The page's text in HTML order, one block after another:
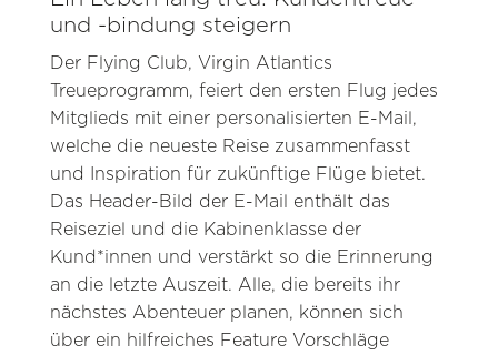
und -bindung steigern
Der Flying Club, Virgin Atlantics
Treueprogramm, feiert den ersten Flug jedes
Mitglieds mit einer personalisierten E-Mail,
welche die neueste Reise zusammenfasst
und Inspiration für zukünftige Flüge bietet.
Das Header-Bild der E-Mail enthält das
Reiseziel und die Kabinenklasse der
Kund*innen und verstärkt so die Erinnerung
an die letzte Auszeit. Alle, die bereits ihr
nächstes Abenteuer planen, können sich
über ein hilfreiches Feature Vorschläge